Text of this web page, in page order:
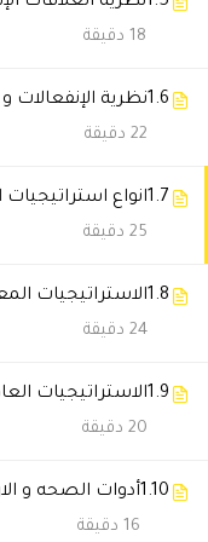
18 دقيقة
1.6نظرية الإنفعالات
22 دقيقة
1.7انواع
25 دقيقة
1.8الاستراتيجيات
24 دقيقة
1.9الاستراتيجيات
20 دقيقة
1.10أدوات الصحه و
16 دقيقة